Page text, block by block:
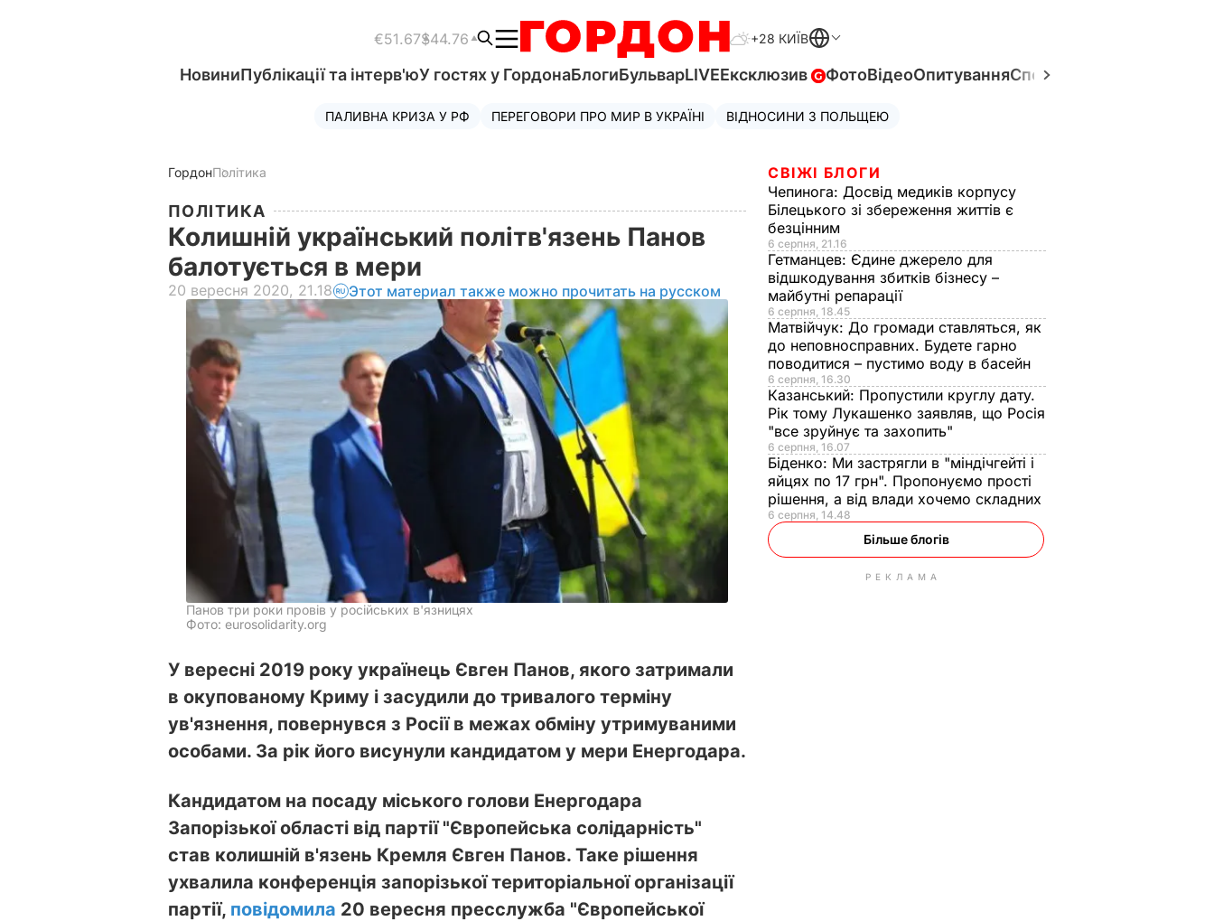
€51.67$44.76 +28 КИЇВ
НовиниПублікації та інтерв'юУ гостях у ГордонаБлогиБульварLIVEЕксклюзив ФотоВідеоОпитуванняСпецпроєкти
ПАЛИВНА КРИЗА У РФ ПЕРЕГОВОРИ ПРО МИР В УКРАЇНІ ВІДНОСИНИ З ПОЛЬЩЕЮ
ГордонПолітика
ПОЛІТИКА
Колишній український політв'язень Панов
балотується в мери
20 вересня 2020, 21.18 Этот материал также можно прочитать на русском
Панов три роки провів у російських в'язницях
Фото: eurosolidarity.org
У вересні 2019 року українець Євген Панов, якого затримали
в окупованому Криму і засудили до тривалого терміну
ув'язнення, повернувся з Росії в межах обміну утримуваними
особами. За рік його висунули кандидатом у мери Енергодара.
Кандидатом на посаду міського голови Енергодара
Запорізької області від партії "Європейська солідарність"
став колишній в'язень Кремля Євген Панов. Таке рішення
ухвалила конференція запорізької територіальної організації
партії, повідомила 20 вересня пресслужба "Європейської
СВІЖІ БЛОГИ
Чепинога: Досвід медиків корпусу
Білецького зі збереження життів є
безцінним
6 серпня, 21.16
Гетманцев: Єдине джерело для
відшкодування збитків бізнесу –
майбутні репарації
6 серпня, 18.45
Матвійчук: До громади ставляться, як
до неповносправних. Будете гарно
поводитися – пустимо воду в басейн
6 серпня, 16.30
Казанський: Пропустили круглу дату.
Рік тому Лукашенко заявляв, що Росія
"все зруйнує та захопить"
6 серпня, 16.07
Біденко: Ми застрягли в "міндічгейті і
яйцях по 17 грн". Пропонуємо прості
рішення, а від влади хочемо складних
6 серпня, 14.48
Більше блогів
РЕКЛАМА